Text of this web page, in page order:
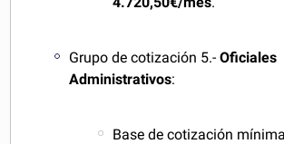
Grupo de cotización 5.-Oficiales
Administrativos:
Base de cotización